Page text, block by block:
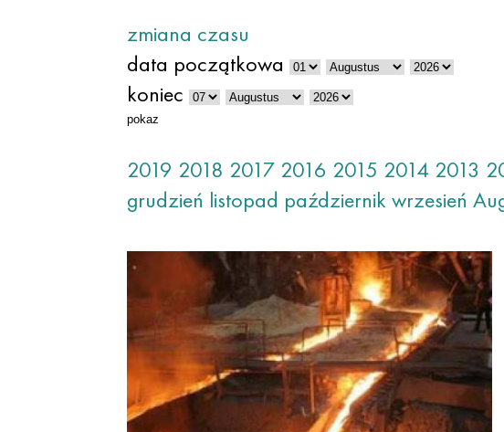
zmiana czasu
data początkowa
koniec
pokaz
2019 2018 2017 2016 2015 2014 2013
grudzień listopad październikwrzesień